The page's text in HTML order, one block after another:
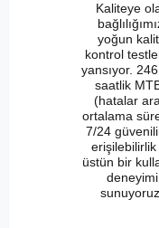
Kaliteye
yoğun
kontrol
yansıyor.
saatlik
(hatalar
ortalama
7/24
erişilebilirlik
üstün bir
deneyimi
sunuyoruz.